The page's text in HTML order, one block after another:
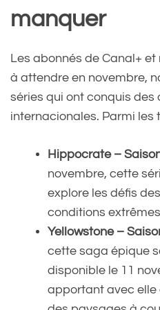
manquer
Les abonnés de Canal+
à attendre en novembre,
séries qui ont conquis des
internacionales. Parmi les
Hippocrate –
novembre, cette
explore les défis
conditions
Yellowstone –
cette saga épique
disponible le 11
apportant avec